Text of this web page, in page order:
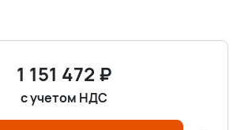
1 151 472 ₽
с учетом НДС